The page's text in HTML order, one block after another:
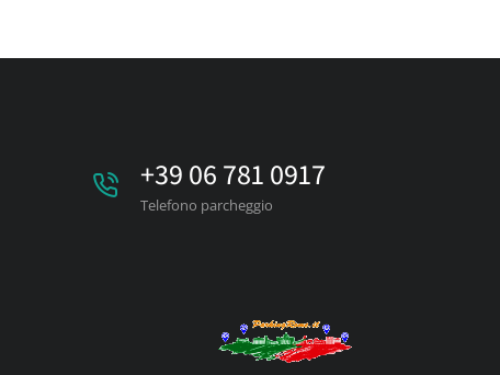
+39 06 781 0917
Telefono parcheggio